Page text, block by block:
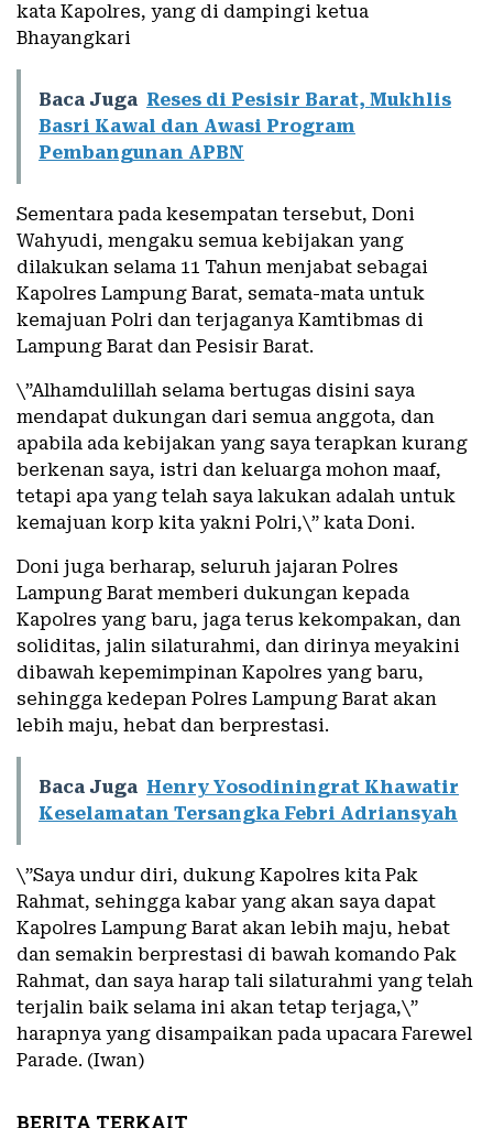
kata Kapolres, yang di dampingi ketua
Bhayangkari
Baca Juga Reses di Pesisir Barat, Mukhlis
Basri Kawal dan Awasi Program
Pembangunan APBN
Sementara pada kesempatan tersebut, Doni
Wahyudi, mengaku semua kebijakan yang
dilakukan selama 11 Tahun menjabat sebagai
Kapolres Lampung Barat, semata-mata untuk
kemajuan Polri dan terjaganya Kamtibmas di
Lampung Barat dan Pesisir Barat.
\”Alhamdulillah selama bertugas disini saya
mendapat dukungan dari semua anggota, dan
apabila ada kebijakan yang saya terapkan kurang
berkenan saya, istri dan keluarga mohon maaf,
tetapi apa yang telah saya lakukan adalah untuk
kemajuan korp kita yakni Polri,\” kata Doni.
Doni juga berharap, seluruh jajaran Polres
Lampung Barat memberi dukungan kepada
Kapolres yang baru, jaga terus kekompakan, dan
soliditas, jalin silaturahmi, dan dirinya meyakini
dibawah kepemimpinan Kapolres yang baru,
sehingga kedepan Polres Lampung Barat akan
lebih maju, hebat dan berprestasi.
Baca Juga Henry Yosodiningrat Khawatir
Keselamatan Tersangka Febri Adriansyah
\”Saya undur diri, dukung Kapolres kita Pak
Rahmat, sehingga kabar yang akan saya dapat
Kapolres Lampung Barat akan lebih maju, hebat
dan semakin berprestasi di bawah komando Pak
Rahmat, dan saya harap tali silaturahmi yang telah
terjalin baik selama ini akan tetap terjaga,\”
harapnya yang disampaikan pada upacara Farewel
Parade. (Iwan)
BERITA TERKAIT